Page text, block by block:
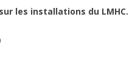
les installations du LMHC.